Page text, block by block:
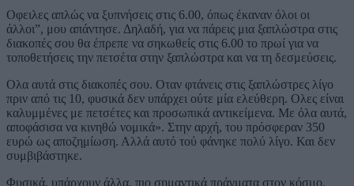
Οφειλες απλώς να ξυπνήσεις στις 6.00, όπως έκαναν όλοι οι
άλλοι”, μου απάντησε. Δηλαδή, για να πάρεις μια ξαπλώστρα στις
διακοπές σου θα έπρεπε να σηκωθείς στις 6.00 το πρωί για να
τοποθετήσεις την πετσέτα στην ξαπλώστρα και να τη δεσμεύσεις.
Ολα αυτά στις διακοπές σου. Οταν φτάνεις στις ξαπλώστρες λίγο
πριν από τις 10, φυσικά δεν υπάρχει ούτε μία ελεύθερη. Ολες είναι
καλυμμένες με πετσέτες και προσωπικά αντικείμενα. Με όλα αυτά,
αποφάσισα να κινηθώ νομικά». Στην αρχή, του πρόσφεραν 350
ευρώ ως αποζημίωση. Αλλά αυτό τού φάνηκε πολύ λίγο. Και δεν
συμβιβάστηκε.
Φυσικά, υπάρχουν άλλα, πιο σημαντικά πράγματα στον κόσμο,